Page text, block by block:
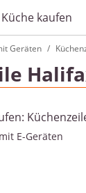
Küche kaufen
Geräten
E-Geräten